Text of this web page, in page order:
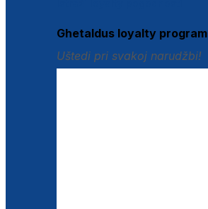
Ghetaldus loyalty program
Uštedi pri svakoj narudžbi!